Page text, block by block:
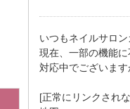
いつもネイルサロ
現在、一部の機能に
対応中でございます
[正常にリンクされ